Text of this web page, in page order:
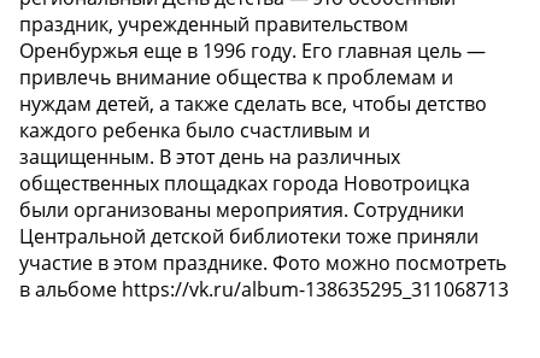
праздник, учрежденный правительством
Оренбуржья еще в 1996 году. Его главная цель —
привлечь внимание общества к проблемам и
нуждам детей, а также сделать все, чтобы детство
каждого ребенка было счастливым и
защищенным. В этот день на различных
общественных площадках города Новотроицка
были организованы мероприятия. Сотрудники
Центральной детской библиотеки тоже приняли
участие в этом празднике. Фото можно посмотреть
в альбоме https://vk.ru/album-138635295_311068713